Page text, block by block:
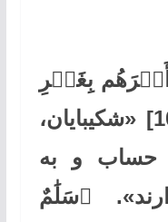
أَجۡرَهُم بِغَيۡرِ
حِسَابٖ ١٠﴾ [الزمر: 10] «شکیبایان،
حساب و به
﴿سَلَٰمٌ